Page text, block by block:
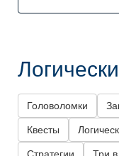
Головоломки
Квесты